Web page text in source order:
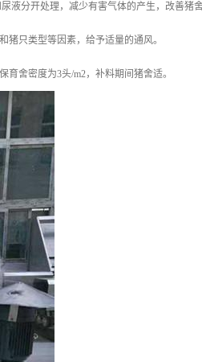
液分开处理，减少有害气体的产生，改善猪
只类型等因素，给予适量的通风。
舍密度为3头/m2，补料期间猪舍适。